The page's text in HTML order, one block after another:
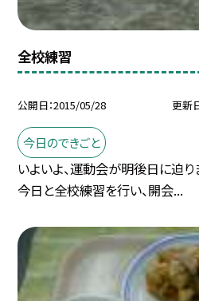
全校練習
公開日 2015/05/28 更新
今日のできごと
いよいよ、運動会が明後日に迫
今日と全校練習を行い、開会...